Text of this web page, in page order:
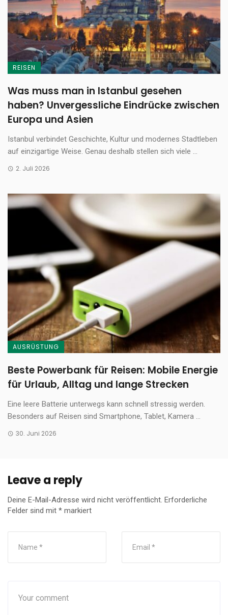
REISEN
Was muss man in Istanbul gesehen
haben? Unvergessliche Eindrücke zwischen
Europa und Asien
Istanbul verbindet Geschichte, Kultur und modernes Stadtleben
auf einzigartige Weise. Genau deshalb stellen sich viele ...
2. Juli 2026
AUSRÜSTUNG
Beste Powerbank für Reisen: Mobile Energie
für Urlaub, Alltag und lange Strecken
Eine leere Batterie unterwegs kann schnell stressig werden.
Besonders auf Reisen sind Smartphone, Tablet, Kamera ...
30. Juni 2026
Leave a reply
Deine E-Mail-Adresse wird nicht veröffentlicht. Erforderliche
Felder sind mit * markiert